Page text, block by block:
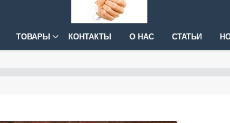
ТОВАРЫ КОНТАКТЫ О НАС СТАТЬИ